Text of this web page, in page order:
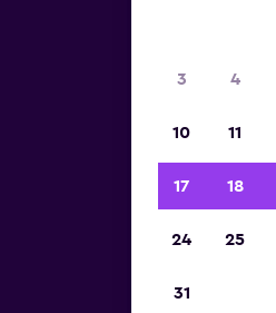
3 4
10 11
17 18
24 25
31